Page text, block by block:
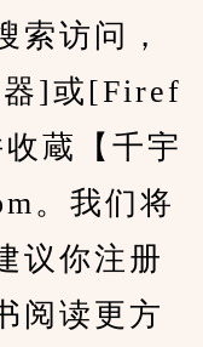
索访问，
器]或[Firef
蔵【千宇
。我们将
议你注册
阅读更方